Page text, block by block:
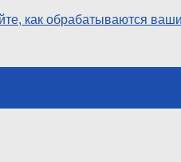
как обрабатываются